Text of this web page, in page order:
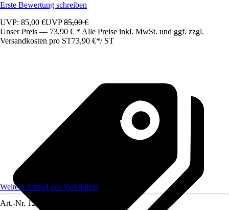
Erste Bewertung schreiben
UVP: 85,00 €UVP85,00 €
Unser Preis — 73,90 € * Alle Preise inkl. MwSt. und ggf. zzgl.
Versandkosten pro ST73,90 €*/ ST
Weitere Artikel des Verkäufers
Art.-Nr. 12583644